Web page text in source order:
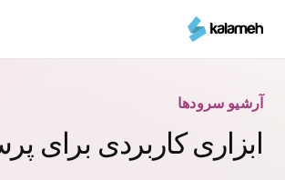
محتوای
آرشیو سرودها
ابزاری کاربردی برای